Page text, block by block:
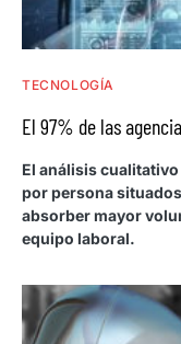
TECNOLOGÍA
El 97% de las
El análisis
por persona
absorber mayor
equipo laboral.